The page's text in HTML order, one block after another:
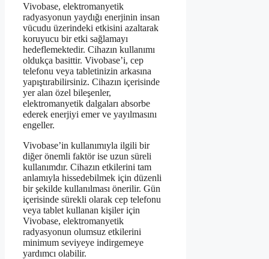
Vivobase, elektromanyetik
radyasyonun yaydığı enerjinin insan
vücudu üzerindeki etkisini azaltarak
koruyucu bir etki sağlamayı
hedeflemektedir. Cihazın kullanımı
oldukça basittir. Vivobase’i, cep
telefonu veya tabletinizin arkasına
yapıştırabilirsiniz. Cihazın içerisinde
yer alan özel bileşenler,
elektromanyetik dalgaları absorbe
ederek enerjiyi emer ve yayılmasını
engeller.
Vivobase’in kullanımıyla ilgili bir
diğer önemli faktör ise uzun süreli
kullanımdır. Cihazın etkilerini tam
anlamıyla hissedebilmek için düzenli
bir şekilde kullanılması önerilir. Gün
içerisinde sürekli olarak cep telefonu
veya tablet kullanan kişiler için
Vivobase, elektromanyetik
radyasyonun olumsuz etkilerini
minimum seviyeye indirgemeye
yardımcı olabilir.